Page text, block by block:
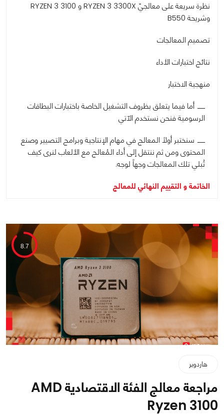
نظرة سريعة على معالجيّ RYZEN 3 3300X و RYZEN 3 3100
وشريحة B550
تصميم المعالجات
نتائج اختبارات الأداء
منهجية الاختبار
أما فيما يتعلق بظروف التشغيل الخاصة باختبارات البطاقات
الرسومية فنحن نستخدم الآتي
سنختبر أولاً المعالج في مهام الإنتاجية وبرامج التصيير وصنع
المحتوى ومن ثم ننتقل إلى أداء المُعالج مع الألعاب لنرى كيف
تُبلي تلك المعالجات وجهاً لوجه.
الخاتمة و التقييم النهائي للمعالج
8.7
هاردوير
مراجعة معالج الفئة الاقتصادية AMD
Ryzen 3100